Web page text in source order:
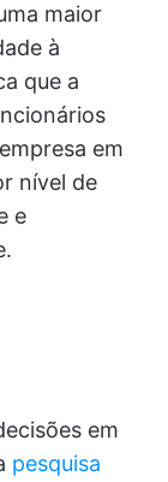
maior
à
que a
em
nível de
e
em
pesquisa